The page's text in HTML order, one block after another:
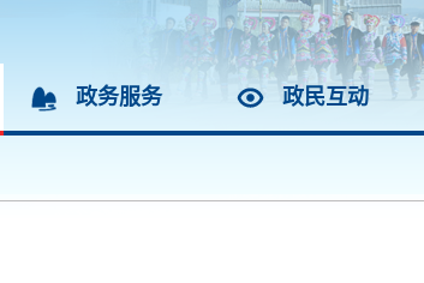
政务服务 政民互动